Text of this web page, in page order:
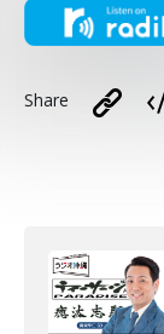
Share